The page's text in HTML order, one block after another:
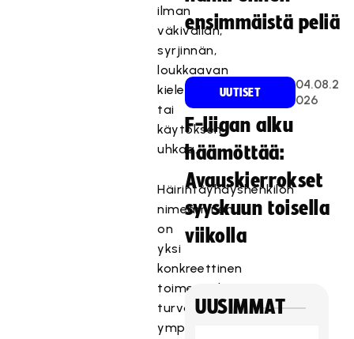
ilman
väkivallan,
syrjinnän,
loukkaavan
kielen
tai
käytöksen
uhkaa.
Häirintäyhdyshenkilön
nimeäminen
on
yksi
konkreettinen
toimenpide
turvallisen
ympäristön
ensimmäistä peliä
UUTISET
04.08.2
026
F-liigan alku
häämöttää:
Avauskierrokset
syyskuun toisella
viikolla
UUSIMMAT